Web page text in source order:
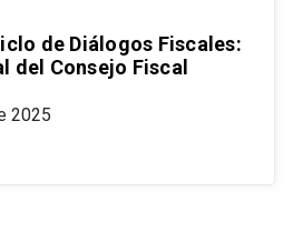
de Diálogos Fiscales:
del Consejo Fiscal
2025